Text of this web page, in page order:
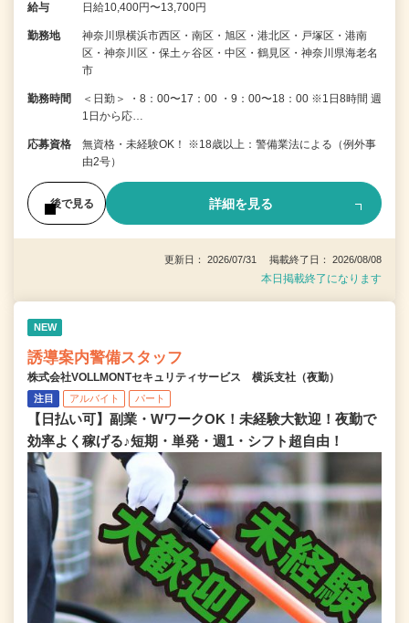
給与 日給10,400円〜13,700円
勤務地
神奈川県横浜市西区・南区・旭区・港北区・戸塚区・港南
区・神奈川区・保土ヶ谷区・中区・鶴見区・神奈川県海老名
市
勤務時間
＜日勤＞ ・8：00〜17：00 ・9：00〜18：00 ※1日8時間 週
1日から応…
応募資格
無資格・未経験OK！ ※18歳以上：警備業法による（例外事
由2号）
後で見る 詳細を見る
更新日： 2026/07/31 掲載終了日： 2026/08/08
本日掲載終了になります
NEW
誘導案内警備スタッフ
株式会社VOLLMONTセキュリティサービス 横浜支社（夜勤）
注目 アルバイト パート
【日払い可】副業・WワークOK！未経験大歓迎！夜勤で
効率よく稼げる♪短期・単発・週1・シフト超自由！